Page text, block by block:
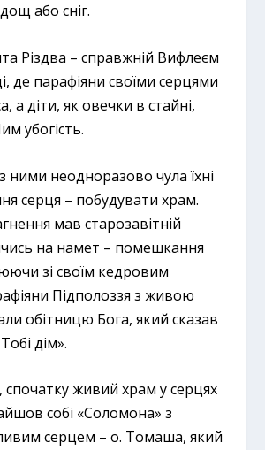
або сніг.
Різдва – справжній Вифлеєм
де парафіяни своїми серцями
а діти, як овечки в стайні,
убогість.
ними неодноразово чула їхні
серця – побудувати храм.
мав старозавітній
на намет – помешкання
зі своїм кедровим
Підполоззя з живою
обітницю Бога, який сказав
дім».
спочатку живий храм у серцях
собі «Соломона» з
серцем – о. Томаша, який